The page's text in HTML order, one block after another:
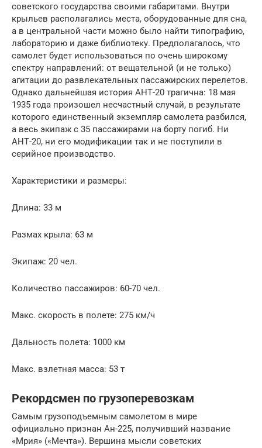
советского государства своими габаритами. Внутри
крыльев располагались места, оборудованные для сна,
а в центральной части можно было найти типографию,
лабораторию и даже библиотеку. Предполагалось, что
самолет будет использоваться по очень широкому
спектру направлений: от вещательной (и не только)
агитации до развлекательных пассажирских перелетов.
Однако дальнейшая история АНТ-20 трагична: 18 мая
1935 года произошел несчастный случай, в результате
которого единственный экземпляр самолета разбился,
а весь экипаж с 35 пассажирами на борту погиб. Ни
АНТ-20, ни его модификации так и не поступили в
серийное производство.
Характеристики и размеры:
Длина: 33 м
Размах крыла: 63 м
Экипаж: 20 чел.
Количество пассажиров: 60-70 чел.
Макс. скорость в полете: 275 км/ч
Дальность полета: 1000 км
Макс. взлетная масса: 53 т
Рекордсмен по грузоперевозкам
Самым грузоподъемным самолетом в мире
официально признан Ан-225, получивший название
«Мрия» («Мечта»). Вершина мысли советских